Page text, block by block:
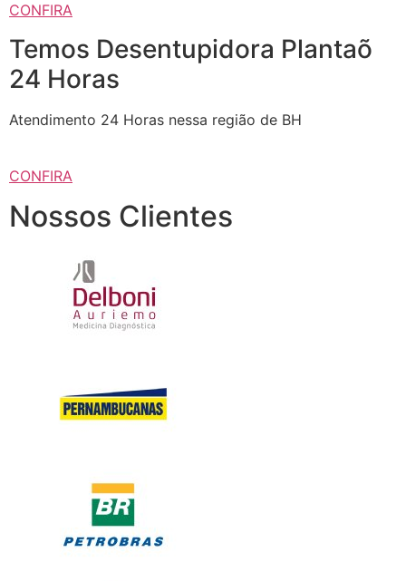
CONFIRA
Temos Desentupidora Plantaõ
24 Horas
Atendimento 24 Horas nessa região de BH
CONFIRA
Nossos Clientes